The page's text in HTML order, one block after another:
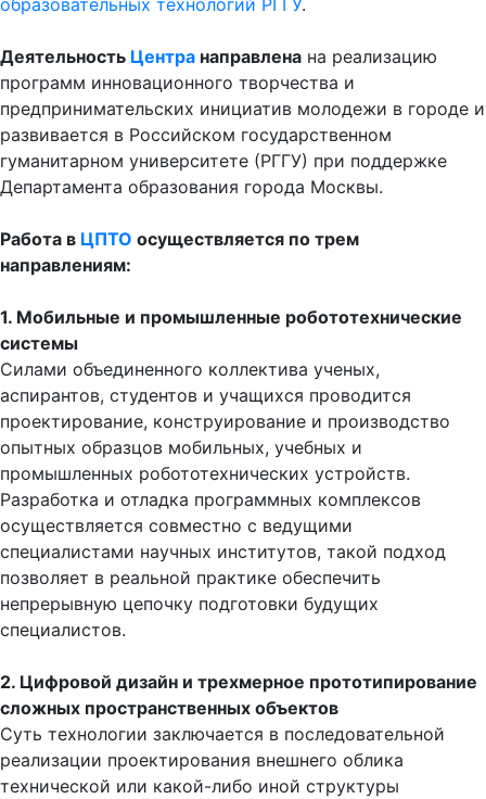
программ инновационного творчества и
предпринимательских инициатив молодежи в городе и
развивается в Российском государственном
гуманитарном университете (РГГУ) при поддержке
Департамента образования города Москвы.
направлениям:
системы
Силами объединенного коллектива ученых,
аспирантов, студентов и учащихся проводится
проектирование, конструирование и производство
опытных образцов мобильных, учебных и
промышленных робототехнических устройств.
Разработка и отладка программных комплексов
осуществляется совместно с ведущими
специалистами научных институтов, такой подход
позволяет в реальной практике обеспечить
непрерывную цепочку подготовки будущих
специалистов.
сложных пространственных объектов
Суть технологии заключается в последовательной
реализации проектирования внешнего облика
технической или какой-либо иной структуры
посредством последовательного выполнения этапов: